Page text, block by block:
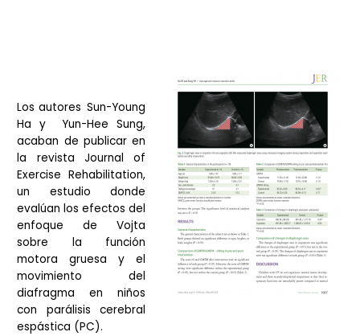
Los autores Sun-Young
Ha y Yun-Hee Sung,
acaban de publicar en
la revista Journal of
Exercise Rehabilitation,
un estudio donde
evalúan los efectos del
enfoque de Vojta
sobre la función
motora gruesa y el
movimiento del
diafragma en niños
con parálisis cerebral
espástica (PC).